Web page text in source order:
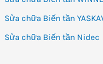
Sửa chữa Biến tần
Sửa chữa Biến tần Nidec